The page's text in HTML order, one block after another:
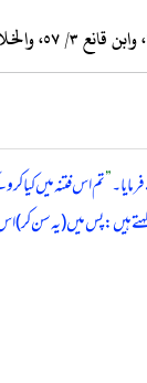
”تم اس فتنہ میں
ہیں: پس میں (یہ سن کر)